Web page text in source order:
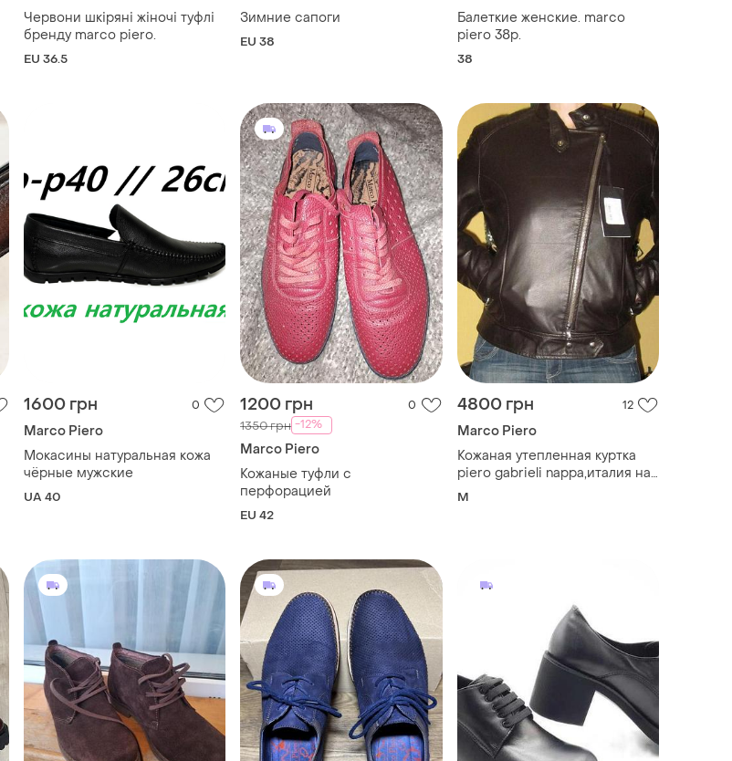
Червони шкіряні жіночі туфлі
бренду marco piero.
EU 36.5
Зимние сапоги
EU 38
Балеткие женские. marco
piero 38р.
38
1600 грн 0
Marco Piero
Мокасины натуральная кожа
чёрные мужские
UA 40
1200 грн 0
1350 грн -12%
Marco Piero
Кожаные туфли с
перфорацией
EU 42
4800 грн 12
Marco Piero
Кожаная утепленная куртка
piero gabrieli nappa,италия на
синтепоне
M